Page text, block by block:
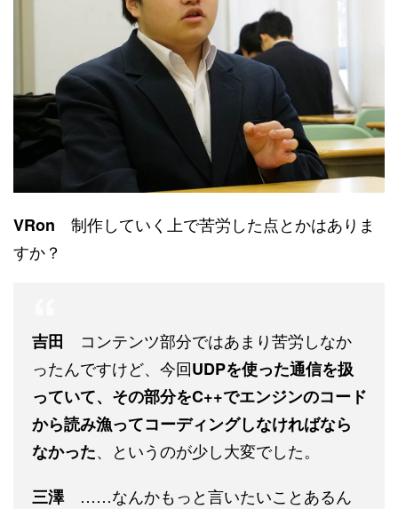
VRon 制作していく上で苦労した点とかはありま
すか？
吉田 コンテンツ部分ではあまり苦労しなか
ったんですけど、今回UDPを使った通信を扱
っていて、その部分をC++でエンジンのコード
から読み漁ってコーディングしなければなら
なかった、というのが少し大変でした。
三澤……なんかもっと言いたいことあるん